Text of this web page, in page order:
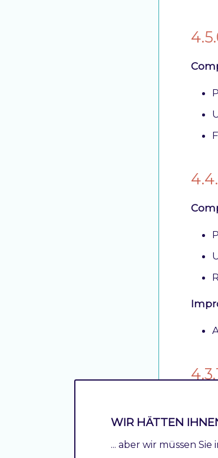
WIR HÄTTEN
... aber wir müssen